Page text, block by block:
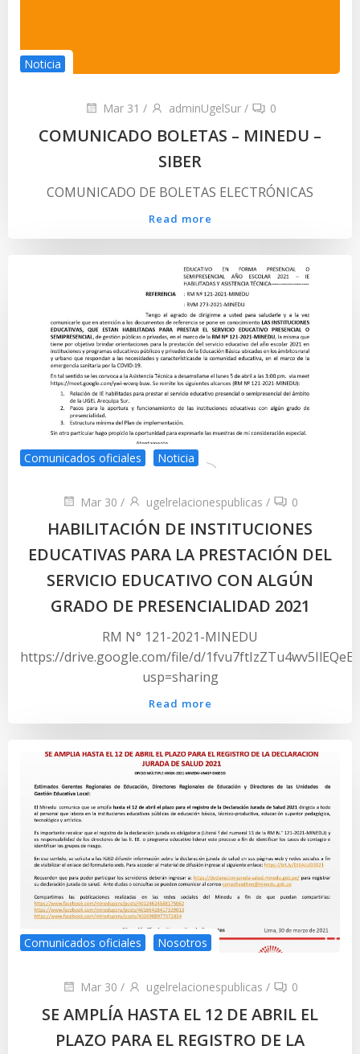
Noticia
Mar 31 / adminUgelSur / 0
COMUNICADO BOLETAS – MINEDU –
SIBER
COMUNICADO DE BOLETAS ELECTRÓNICAS
Read more
Comunicados oficiales Noticia
Mar 30 / ugelrelacionespublicas / 0
HABILITACIÓN DE INSTITUCIONES
EDUCATIVAS PARA LA PRESTACIÓN DEL
SERVICIO EDUCATIVO CON ALGÚN
GRADO DE PRESENCIALIDAD 2021
RM N° 121-2021-MINEDU
https://drive.google.com/file/d/
usp=sharing
Read more
Comunicados oficiales Nosotros
Mar 30 / ugelrelacionespublicas / 0
SE AMPLÍA HASTA EL 12 DE ABRIL EL
PLAZO PARA EL REGISTRO DE LA